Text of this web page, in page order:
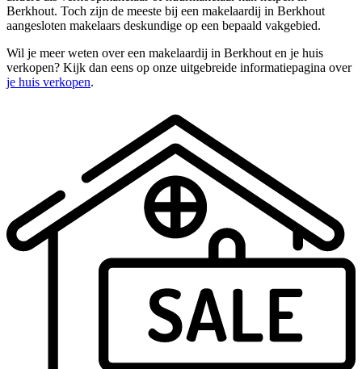
Berkhout. Toch zijn de meeste bij een makelaardij in Berkhout
aangesloten makelaars deskundige op een bepaald vakgebied.
Wil je meer weten over een makelaardij in Berkhout en je huis
verkopen? Kijk dan eens op onze uitgebreide informatiepagina over
je huis verkopen.